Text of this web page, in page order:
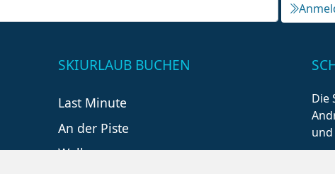
SKIURLAUB BUCHEN
Last Minute
An der Piste
Wellness
Die